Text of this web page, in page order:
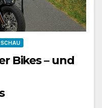
Bikes – und